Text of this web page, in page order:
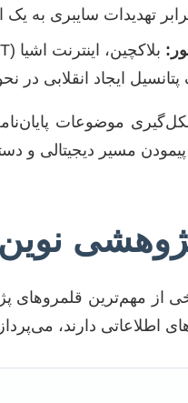
تهدیدات سایبری به
ایجاد انقلابی در
موضوعات
مسیر دیجیتالی و
از مهم‌ترین قلمروهای
اطلاعاتی دارند،